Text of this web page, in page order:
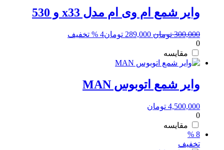
وایر شمع ام وی ام مدل x33 و 530
300,000 تومان قیمت
بود.
289,000 تومان4 % تخفیف
0
مقایسه
وایر شمع اتوبوس MAN
4,500,000 تومان
0
مقایسه
8 %
تخفیف